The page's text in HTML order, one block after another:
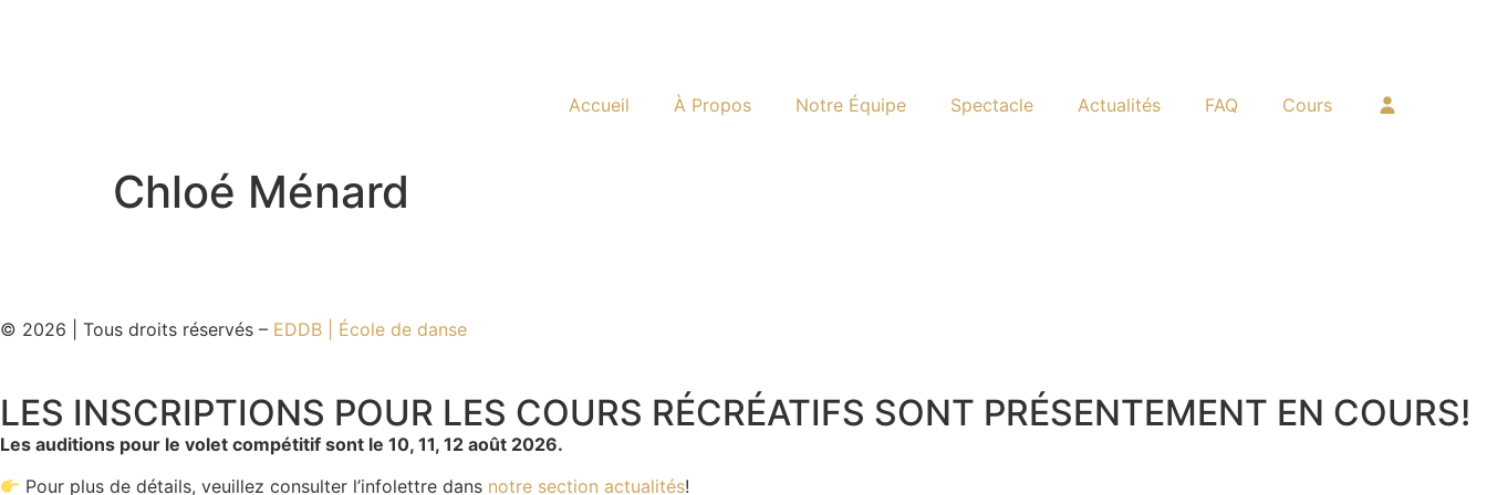
Accueil À Propos Notre Équipe Spectacle Actualités FAQ Cours
Chloé Ménard
© 2026 | Tous droits réservés – EDDB | École de danse
LES INSCRIPTIONS POUR LES COURS RÉCRÉATIFS SONT PRÉSENTEMENT EN COURS!
Les auditions pour le volet compétitif sont le 10, 11, 12 août 2026.
Pour plus de détails, veuillez consulter l’infolettre dans notre section actualités!